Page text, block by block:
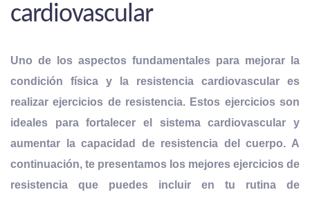
cardiovascular
Uno de los aspectos fundamentales para mejorar la
condición física y la resistencia cardiovascular es
realizar ejercicios de resistencia. Estos ejercicios son
ideales parafortalecer el sistema cardiovascular y
aumentar la capacidad deresistencia del cuerpo. A
continuación, te presentamos los mejores ejercicios de
resistencia que puedes incluir en tu rutina de